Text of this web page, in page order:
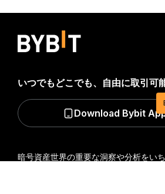
暗号資産世界の重要な洞察や分析をい
いつでもどこでも、自由に取引可
Download Bybit
20ドル相当の特典ゲットで取引
新規登録＆取引で20ドル相当の獲得チャン
今すぐ登録